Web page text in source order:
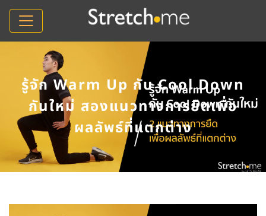
รู้จัก Warm Up กับ Cool Down
กันใหม่ สองแนวทางการยืดเพื่อ
ผลลัพธ์ที่แตกต่าง